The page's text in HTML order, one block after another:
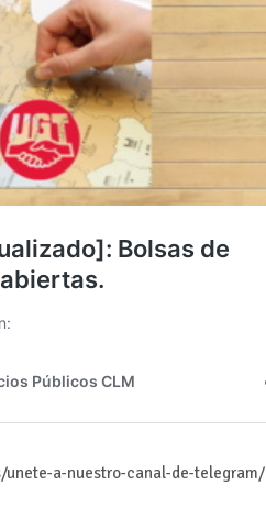
a-nuestro-canal-de-telegram/